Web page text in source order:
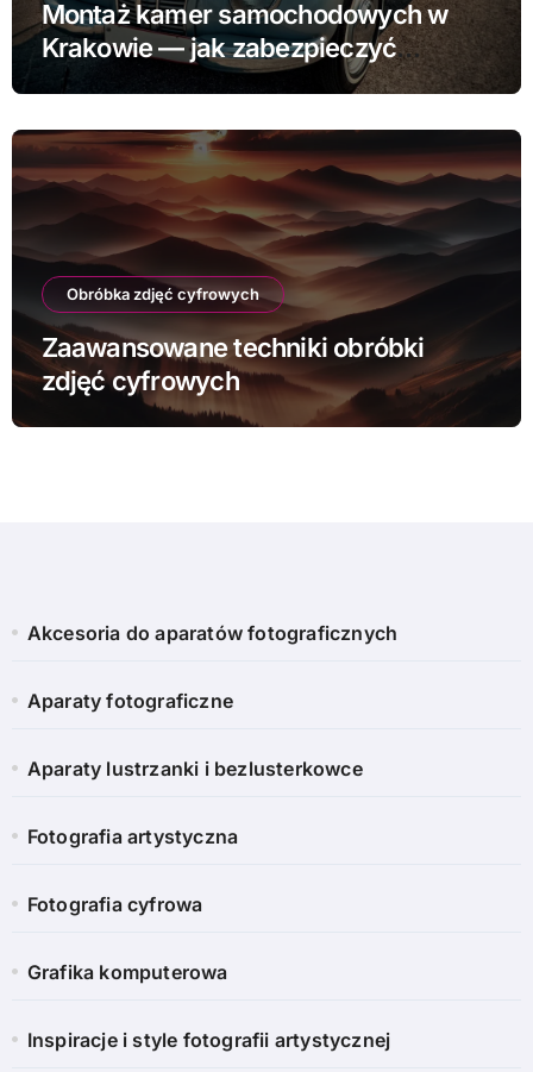
Montaż kamer samochodowych w
Krakowie — jak zabezpieczyć
samochód
Obróbka zdjęć cyfrowych
Zaawansowane techniki obróbki
zdjęć cyfrowych
Akcesoria do aparatów fotograficznych
Aparaty fotograficzne
Aparaty lustrzanki i bezlusterkowce
Fotografia artystyczna
Fotografia cyfrowa
Grafika komputerowa
Inspiracje i style fotografii artystycznej